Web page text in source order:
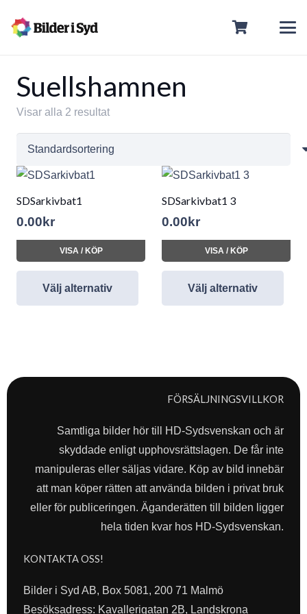
Suellshamnen
Visar alla 2 resultat
SDSarkivbat1
0.00 kr
VISA / KÖP
Välj alternativ
SDSarkivbat1 3
0.00 kr
VISA / KÖP
Välj alternativ
FÖRSÄLJNINGSVILLKOR
Samtliga bilder hör till HD-Sydsvenskan och är
skyddade enligt upphovsrättslagen. De får inte
manipuleras eller säljas vidare. Köp av bild innebär
att man köper rätten att använda bilden i privat bruk
eller för publiceringen. Äganderätten till bilden ligger
hela tiden kvar hos HD-Sydsvenskan.
KONTAKTA OSS!
Bilder i Syd AB, Box 5081, 200 71 Malmö
Besöksadress: Kavallerigatan 2B, Landskrona